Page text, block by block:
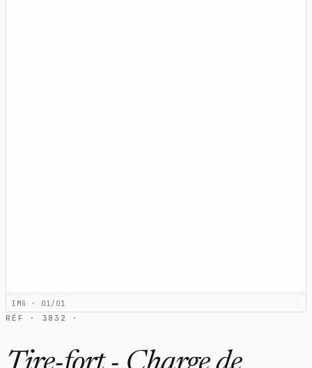
IMG · 01/01
RÉF · 3832 ·